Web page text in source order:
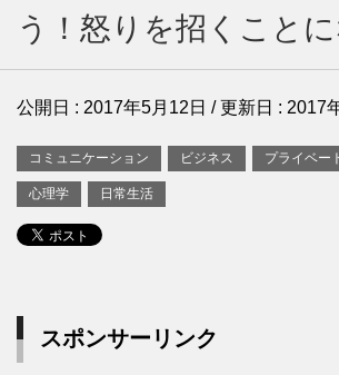
う！怒りを招くことに
公開日 : 2017年5月12日 / 更新日 : 2017
コミュニケーション ビジネス プライベー
心理学 日常生活
スポンサーリンク